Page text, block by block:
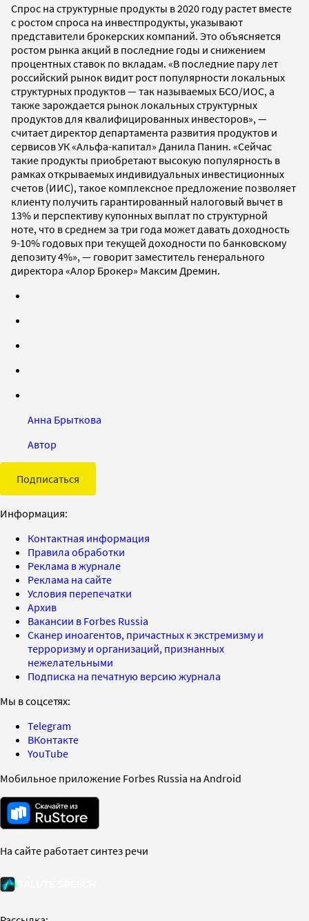
Спрос на структурные продукты в 2020 году растет вместе
с ростом спроса на инвестпродукты, указывают
представители брокерских компаний. Это объясняется
ростом рынка акций в последние годы и снижением
процентных ставок по вкладам. «В последние пару лет
российский рынок видит рост популярности локальных
структурных продуктов — так называемых БСО/ИОС, а
также зарождается рынок локальных структурных
продуктов для квалифицированных инвесторов», —
считает директор департамента развития продуктов и
сервисов УК «Альфа-капитал» Данила Панин. «Сейчас
такие продукты приобретают высокую популярность в
рамках открываемых индивидуальных инвестиционных
счетов (ИИС), такое комплексное предложение позволяет
клиенту получить гарантированный налоговый вычет в
13% и перспективу купонных выплат по структурной
ноте, что в среднем за три года может давать доходность
9-10% годовых при текущей доходности по банковскому
депозиту 4%», — говорит заместитель генерального
директора «Алор Брокер» Максим Дремин.
Анна Брыткова
Автор
Подписаться
Информация:
Контактная информация
Правила обработки
Реклама в журнале
Реклама на сайте
Условия перепечатки
Архив
Вакансии в Forbes Russia
Сканер иноагентов, причастных к экстремизму и
терроризму и организаций, признанных
нежелательными
Подписка на печатную версию журнала
Мы в соцсетях:
Telegram
ВКонтакте
YouTube
Мобильное приложение Forbes Russia на Android
На сайте работает синтез речи